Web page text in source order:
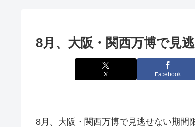
8月、 大阪 ・関西万博で見
X Facebook
8月、大阪・関西万博で見逃せない期間